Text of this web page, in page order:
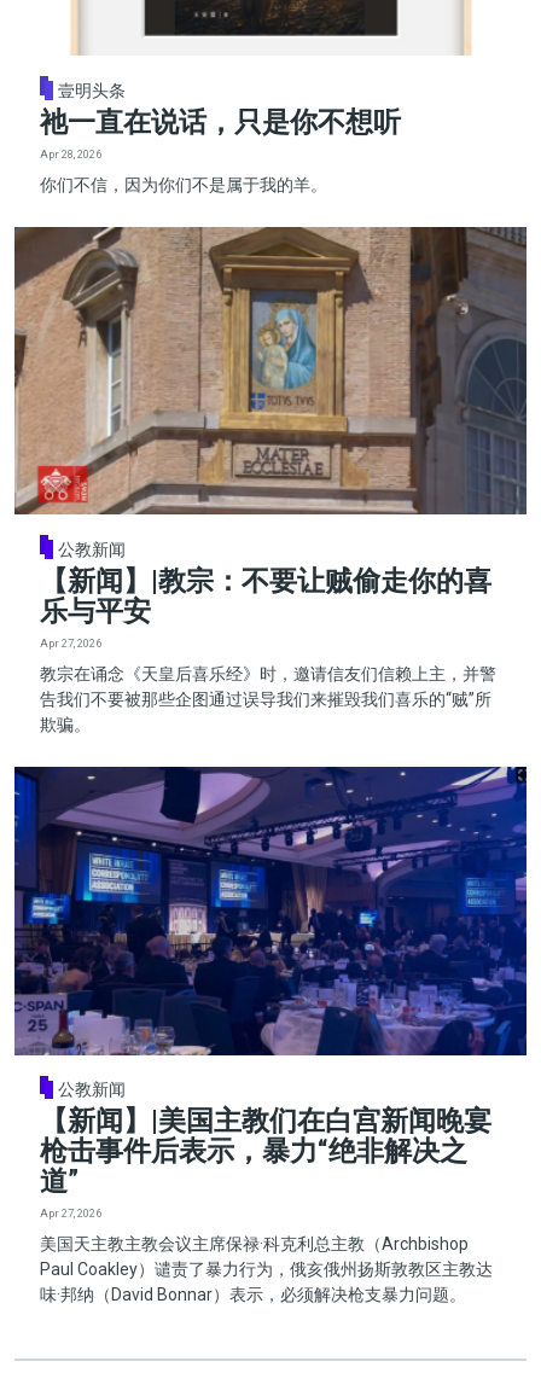
壹明头条
祂一直在说话，只是你不想听
Apr 28, 2026
你们不信，因为你们不是属于我的羊。
公教新闻
【新闻】|教宗：不要让贼偷走你的喜
乐与平安
Apr 27, 2026
教宗在诵念《天皇后喜乐经》时，邀请信友们信赖上主，并警
告我们不要被那些企图通过误导我们来摧毁我们喜乐的“贼”所
欺骗。
公教新闻
【新闻】|美国主教们在白宫新闻晚宴
枪击事件后表示，暴力“绝非解决之
道”
Apr 27, 2026
美国天主教主教会议主席保禄·科克利总主教（Archbishop
Paul Coakley）谴责了暴力行为，俄亥俄州扬斯敦教区主教达
味·邦纳（David Bonnar）表示，必须解决枪支暴力问题。